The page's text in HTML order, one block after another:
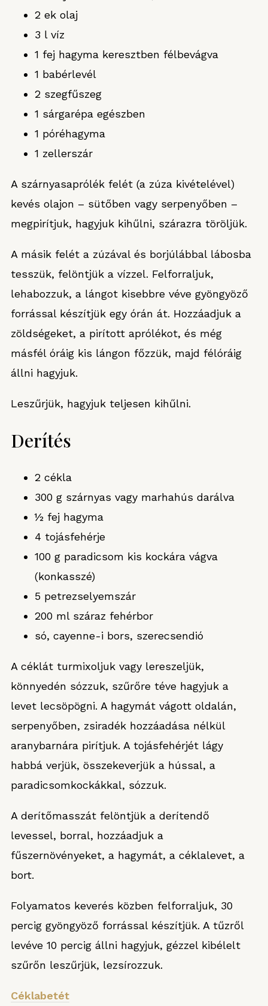
2 ek olaj
3 l víz
1 fej hagyma keresztben félbevágva
1 babérlevél
2 szegfűszeg
1 sárgarépa egészben
1 póréhagyma
1 zellerszár
A szárnyasaprólék felét (a zúza kivételével)
kevés olajon – sütőben vagy serpenyőben –
megpirítjuk, hagyjuk kihűlni, szárazra töröljük.
A másik felét a zúzával és borjúlábbal lábosba
tesszük, felöntjük a vízzel. Felforraljuk,
lehabozzuk, a lángot kisebbre véve gyöngyöző
forrással készítjük egy órán át. Hozzáadjuk a
zöldségeket, a pirított aprólékot, és még
másfél óráig kis lángon főzzük, majd félóráig
állni hagyjuk.
Leszűrjük, hagyjuk teljesen kihűlni.
Derítés
2 cékla
300 g szárnyas vagy marhahús darálva
½ fej hagyma
4 tojásfehérje
100 g paradicsom kis kockára vágva
(konkasszé)
5 petrezselyemszár
200 ml száraz fehérbor
só, cayenne-i bors, szerecsendió
A céklát turmixoljuk vagy lereszeljük,
könnyedén sózzuk, szűrőre téve hagyjuk a
levet lecsöpögni. A hagymát vágott oldalán,
serpenyőben, zsiradék hozzáadása nélkül
aranybarnára pirítjuk. A tojásfehérjét lágy
habbá verjük, összekeverjük a hússal, a
paradicsomkockákkal, sózzuk.
A derítőmasszát felöntjük a derítendő
levessel, borral, hozzáadjuk a
fűszernövényeket, a hagymát, a céklalevet, a
bort.
Folyamatos keverés közben felforraljuk, 30
percig gyöngyöző forrással készítjük. A tűzről
levéve 10 percig állni hagyjuk, gézzel kibélelt
szűrőn leszűrjük, lezsírozzuk.
Céklabetét